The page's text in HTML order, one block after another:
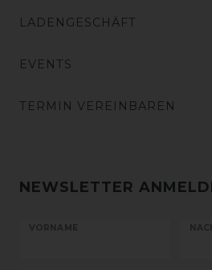
LADENGESCHÄFT
EVENTS
TERMIN VEREINBAREN
NEWSLETTER
VORNAME